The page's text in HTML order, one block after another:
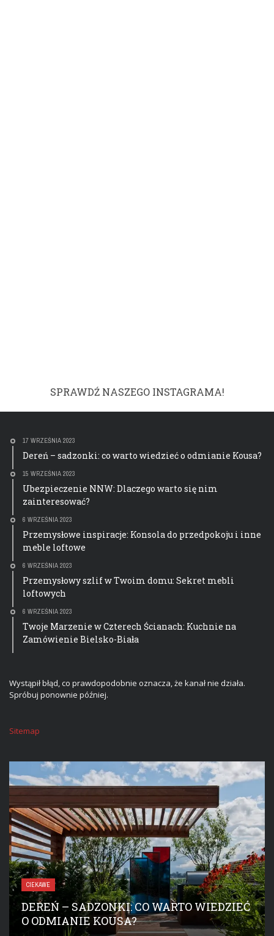
SPRAWDŹ NASZEGO INSTAGRAMA!
17 WRZEŚNIA 2023
Dereń – sadzonki: co warto wiedzieć o odmianie Kousa?
15 WRZEŚNIA 2023
Ubezpieczenie NNW: Dlaczego warto się nim
zainteresować?
6 WRZEŚNIA 2023
Przemysłowe inspiracje: Konsola do przedpokoju i inne
meble loftowe
6 WRZEŚNIA 2023
Przemysłowy szlif w Twoim domu: Sekret mebli
loftowych
6 WRZEŚNIA 2023
Twoje Marzenie w Czterech Ścianach: Kuchnie na
Zamówienie Bielsko-Biała
Wystąpił błąd, co prawdopodobnie oznacza, że kanał nie działa.
Spróbuj ponownie później.
Sitemap
CIEKAWE
DEREŃ – SADZONKI: CO WARTO WIEDZIEĆ
O ODMIANIE KOUSA?